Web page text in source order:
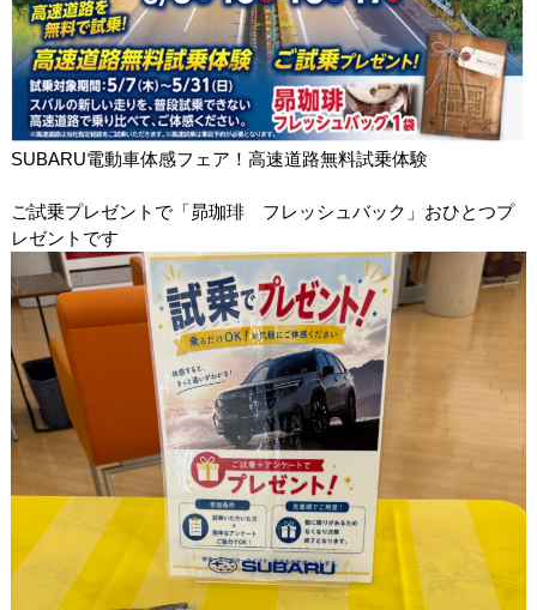
SUBARU電動車体感フェア！高速道路無料試乗体験
ご試乗プレゼントで「昴珈琲 フレッシュバック」おひとつプ
レゼントです